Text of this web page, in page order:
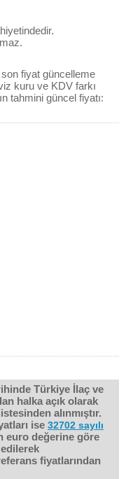
son fiyat güncelleme
kuru ve KDV farkı
tahmini güncel fiyatı:
Türkiye İlaç ve
halka açık olarak
alınmıştır.
ise 32702 sayılı
euro değerine göre
fiyatlarından